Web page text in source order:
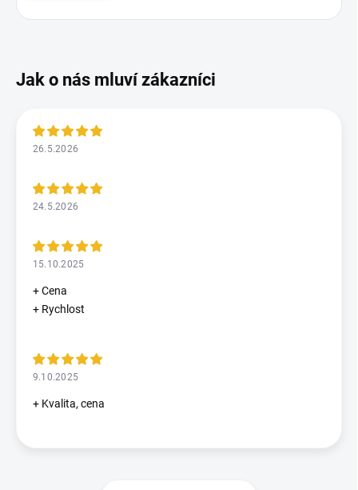
26.5.2026
24.5.2026
15.10.2025
+ Cena
+ Rychlost
9.10.2025
+ Kvalita, cena